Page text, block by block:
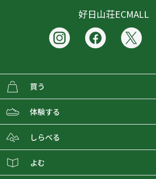
好日山荘ECMALL
買う
ECMALLの商品をさがす
取り扱いブランド一覧
ショップブログ
体験する
おとな女子登山部
しらべる
登山レポート
よむ